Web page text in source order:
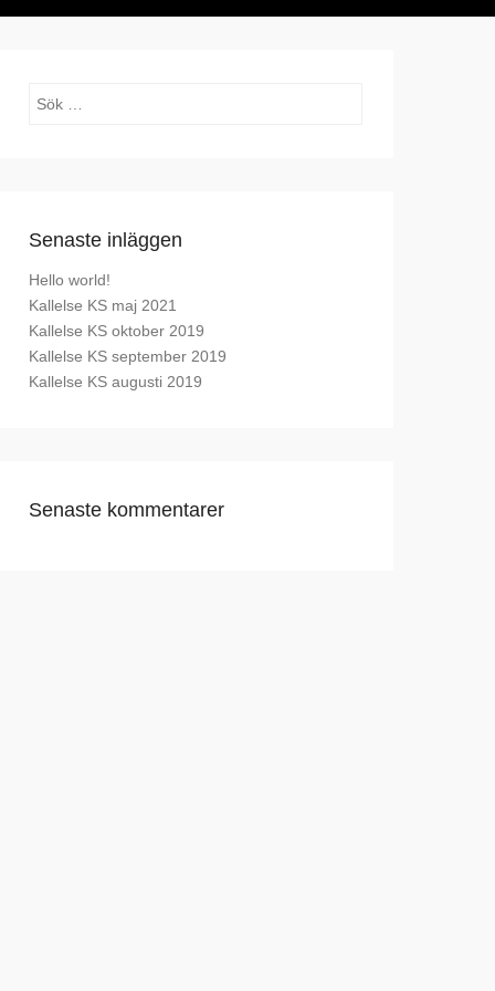
Sök
Senaste inläggen
Hello world!
Kallelse KS maj 2021
Kallelse KS oktober 2019
Kallelse KS september 2019
Kallelse KS augusti 2019
Senaste kommentarer